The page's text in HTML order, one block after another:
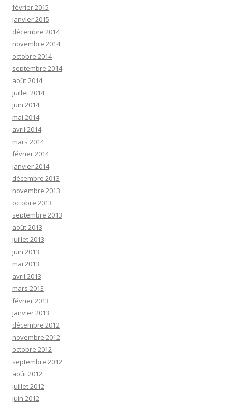
février 2015
janvier 2015
décembre 2014
novembre 2014
octobre 2014
septembre 2014
août 2014
juillet 2014
juin 2014
mai 2014
avril 2014
mars 2014
février 2014
janvier 2014
décembre 2013
novembre 2013
octobre 2013
septembre 2013
août 2013
juillet 2013
juin 2013
mai 2013
avril 2013
mars 2013
février 2013
janvier 2013
décembre 2012
novembre 2012
octobre 2012
septembre 2012
août 2012
juillet 2012
juin 2012